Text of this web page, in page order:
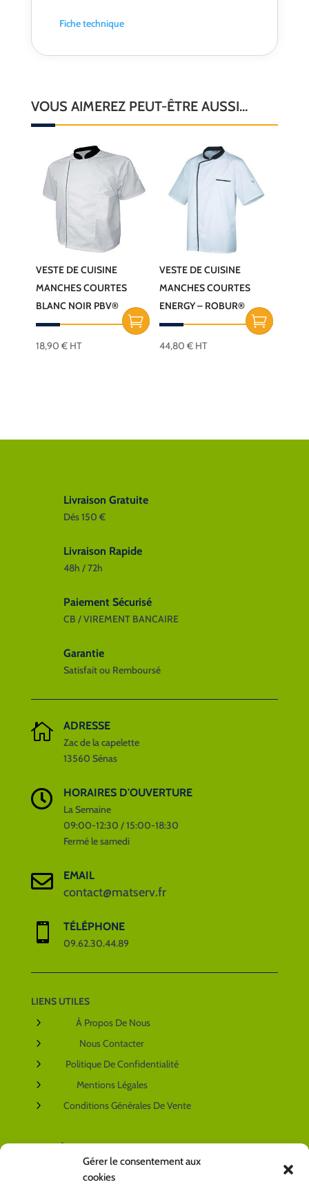
Gérer le consentement aux
cookies
Fiche technique
VOUS AIMEREZ PEUT-ÊTRE AUSSI…
VESTE DE CUISINE
MANCHES COURTES
BLANC NOIR PBV®
18,90 € HT
Ce
choisies
produit
VESTE DE CUISINE
MANCHES COURTES
ENERGY – ROBUR®
44,80€ HT
Livraison Gratuite
Dés 150 €
Livraison Rapide
48h / 72h
Paiement Sécurisé
CB / VIREMENT BANCAIRE
Garantie
Satisfait ou Remboursé
 ADRESSE
Zac de la capelette
13560 Sénas
 HORAIRES D'OUVERTURE
La Semaine
09:00-12:30 / 15:00-18:30
Fermé le samedi
 EMAIL
contact@matserv.fr
 TÉLÉPHONE
09.62.30.44.89
LIENS UTILES
5 À Propos De Nous
5 Nous Contacter
5 Politique De Confidentialité
5 Mentions Légales
5 Conditions Générales De Vente
NOS RÉSEAUX SOCIAUX